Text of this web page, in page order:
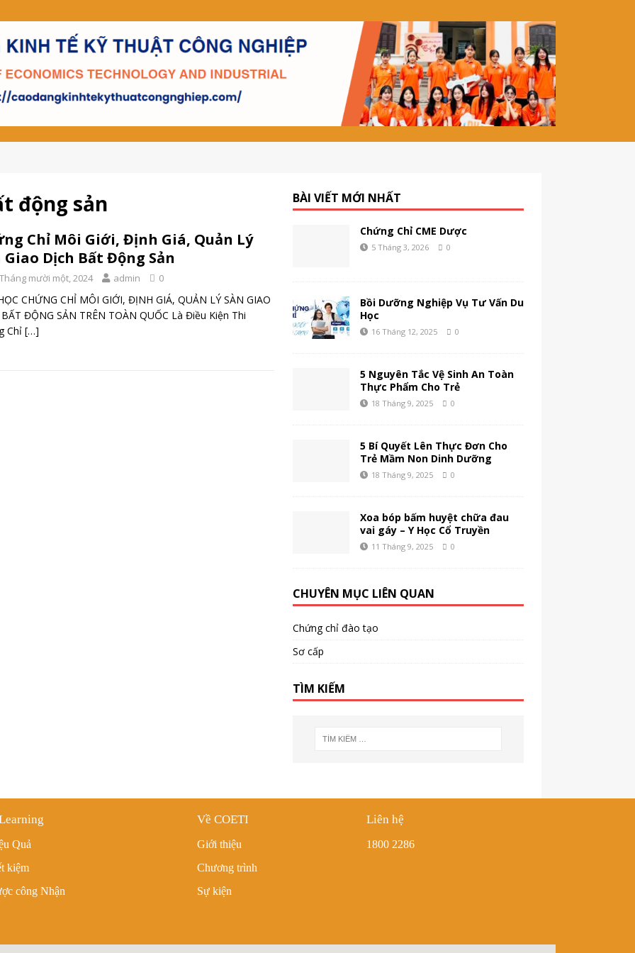
động sản
Chỉ Môi Giới, Định Giá, Quản Lý
Giao Dịch Bất Động Sản
mười một, 2024 admin 0
CHỨNG CHỈ MÔI GIỚI, ĐỊNH GIÁ, QUẢN LÝ SÀN GIAO
ĐỘNG SẢN TRÊN TOÀN QUỐC Là Điều Kiện Thi
Chỉ […]
BÀI VIẾT MỚI NHẤT
Chứng Chỉ CME Dược
5 Tháng 3, 2026 0
Bồi Dưỡng Nghiệp Vụ Tư Vấn Du
Học
16 Tháng 12, 2025 0
5 Nguyên Tắc Vệ Sinh An Toàn
Thực Phẩm Cho Trẻ
18 Tháng 9, 2025 0
5 Bí Quyết Lên Thực Đơn Cho
Trẻ Mầm Non Dinh Dưỡng
18 Tháng 9, 2025 0
Xoa bóp bấm huyệt chữa đau
vai gáy – Y Học Cổ Truyền
11 Tháng 9, 2025 0
CHUYÊN MỤC LIÊN QUAN
Chứng chỉ đào tạo
Sơ cấp
TÌM KIẾM
Quả
kiệm
công Nhận
Về COETI
Giới thiệu
Chương trình
Sự kiện
Liên hệ
1800 2286